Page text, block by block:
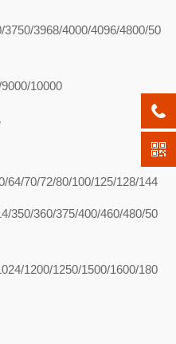
3968/4000/4096/4800/50
10000
64/70/72/80/100/125/128/144
350/360/375/400/460/480/50
1200/1250/1500/1600/180